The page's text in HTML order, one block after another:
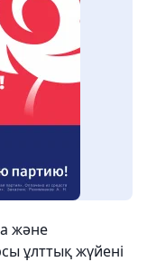
және
ұлттық жүйені